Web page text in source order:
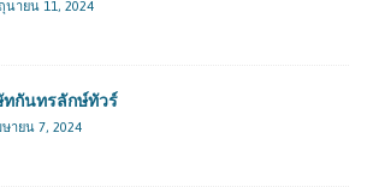
นายน 11, 2024
กันทรลักษ์ทัวร์
ษายน 7, 2024